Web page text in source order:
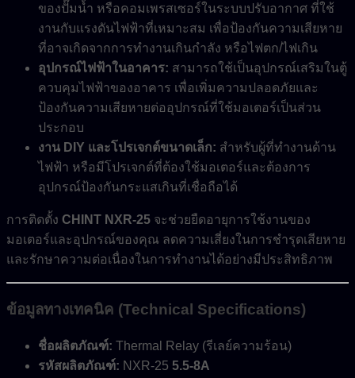
ของปั๊มน้ำ หรือคอมเพรสเซอร์ในระบบปรับอากาศ ที่ใช้
งานกับแรงดันไฟฟ้าที่เหมาะสม เพื่อป้องกันความเสียหาย
ที่อาจเกิดจากการทำงานเกินกำลัง หรือไฟตก/ไฟเกิน
อุปกรณ์ไฟฟ้าในอาคาร: สามารถใช้เป็นอุปกรณ์เสริมในตู้
ควบคุมไฟฟ้าของอาคาร เพื่อเพิ่มความปลอดภัยและ
ป้องกันความเสียหายต่ออุปกรณ์ที่ใช้มอเตอร์เป็นส่วน
ประกอบ
งาน DIY และโปรเจกต์ขนาดเล็ก: สำหรับผู้ที่ทำงานด้าน
ไฟฟ้า หรือมีโปรเจกต์ที่ต้องใช้มอเตอร์และต้องการ
อุปกรณ์ป้องกันกระแสเกินที่เชื่อถือได้
การติดตั้ง CHINT NXR-25 จะช่วยยืดอายุการใช้งานของ
มอเตอร์และอุปกรณ์ของคุณ ลดความเสี่ยงในการชำรุดเสียหาย
และรักษาความต่อเนื่องในการทำงานได้อย่างมีประสิทธิภาพ
ข้อมูลทางเทคนิค (Technical Specifications)
ชื่อผลิตภัณฑ์: Thermal Relay (รีเลย์ความร้อน)
รหัสผลิตภัณฑ์: NXR-25 5.5-8A